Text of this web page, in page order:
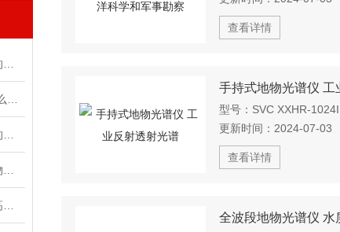
查看详情
型号： SVC XXHR-1024I
更新时间： 2024-07-03
查看详情
全波段地物光谱仪 水